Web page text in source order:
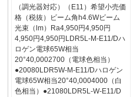
（調光器対応）（E11）希望小売価
格（税抜）ビーム角h4.6Wビーム
光束（lm）Ra4,950円4,950円
4,950円4,950円LDR5L-M-E11/Dハ
ロゲン電球65W相当
20°40,0002700（電球色相当）
●20080LDR5W-M-E11/Dハロゲン
電球65W相当20°40,0004000（白
色相当）●21080LDR5L-W-E11/D